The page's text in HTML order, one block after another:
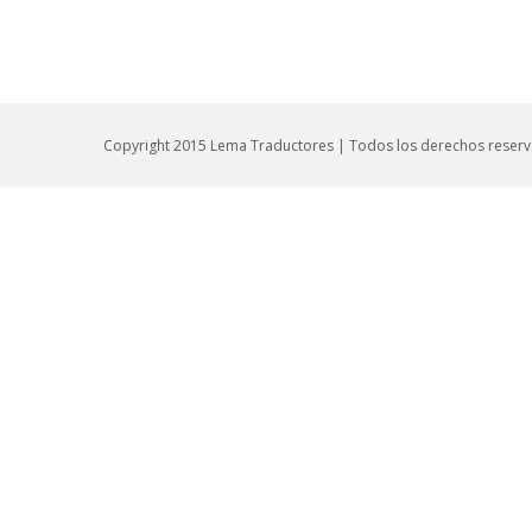
Copyright 2015 Lema Traductores | Todos los derechos